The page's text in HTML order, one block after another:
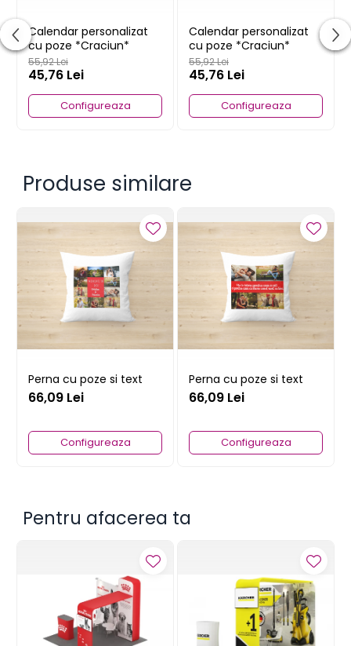
Calendar personalizat
cu poze *Craciun*
55,92 Lei
45,76 Lei
Configureaza
Calendar personalizat
cu poze *Craciun*
55,92 Lei
45,76 Lei
Configureaza
Produse similare
Perna cu poze si text
66,09 Lei
Configureaza
Perna cu poze si text
66,09 Lei
Configureaza
Pentru afacerea ta